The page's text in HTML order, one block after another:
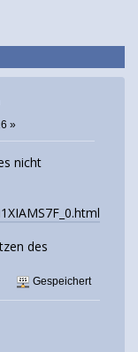
»
nicht
des
Gespeichert